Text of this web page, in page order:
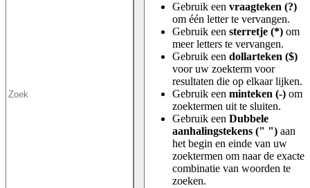
Gebruik een vraagteken (?)
om één letter te vervangen.
Gebruik een sterretje (*) om
meer letters te vervangen.
Gebruik een dollarteken ($)
voor uw zoekterm voor
resultaten die op elkaar lijken.
Gebruik een minteken (-) om
zoektermen uit te sluiten.
Gebruik een Dubbele
aanhalingstekens (" ") aan
het begin en einde van uw
zoektermen om naar de exacte
combinatie van woorden te
zoeken.